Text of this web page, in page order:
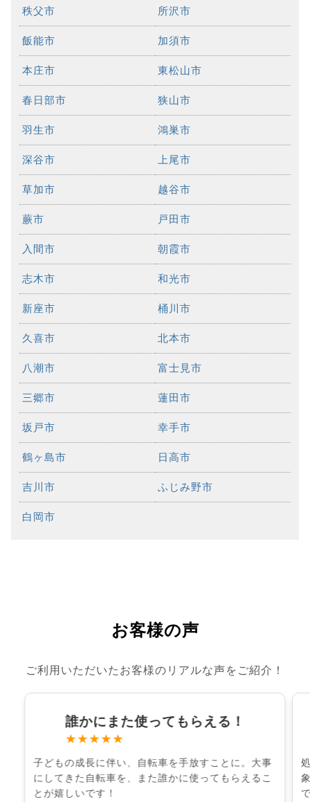
秩父市 所沢市
飯能市 加須市
本庄市 東松山市
春日部市 狭山市
羽生市 鴻巣市
深谷市 上尾市
草加市 越谷市
蕨市 戸田市
入間市 朝霞市
志木市 和光市
新座市 桶川市
久喜市 北本市
八潮市 富士見市
三郷市 蓮田市
坂戸市 幸手市
鶴ヶ島市 日高市
吉川市 ふじみ野市
白岡市
お客様の声
ご利用いただいたお客様のリアルな声をご紹介！
誰かにまた使ってもらえる！
★★★★★
子どもの成長に伴い、自転車を手放すことに。大事
にしてきた自転車を、また誰かに使ってもらえるこ
とが嬉しいです！